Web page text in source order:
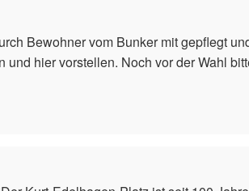
Bewohner vom Bunker mit gepflegt
hier vorstellen. Noch vor der Wahl